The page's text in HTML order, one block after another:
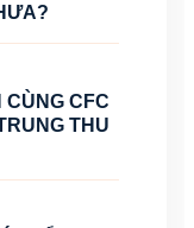
CÙNG CFC
THU